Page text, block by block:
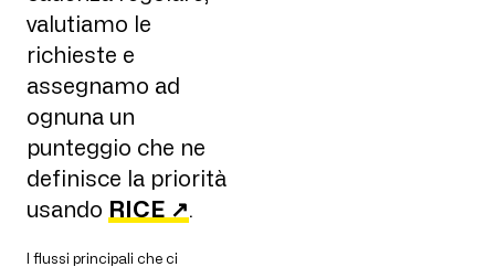
valutiamo le
richieste e
assegnamo ad
ognuna un
punteggio che ne
definisce la priorità
usando RICE ↗.
I flussi principali che ci